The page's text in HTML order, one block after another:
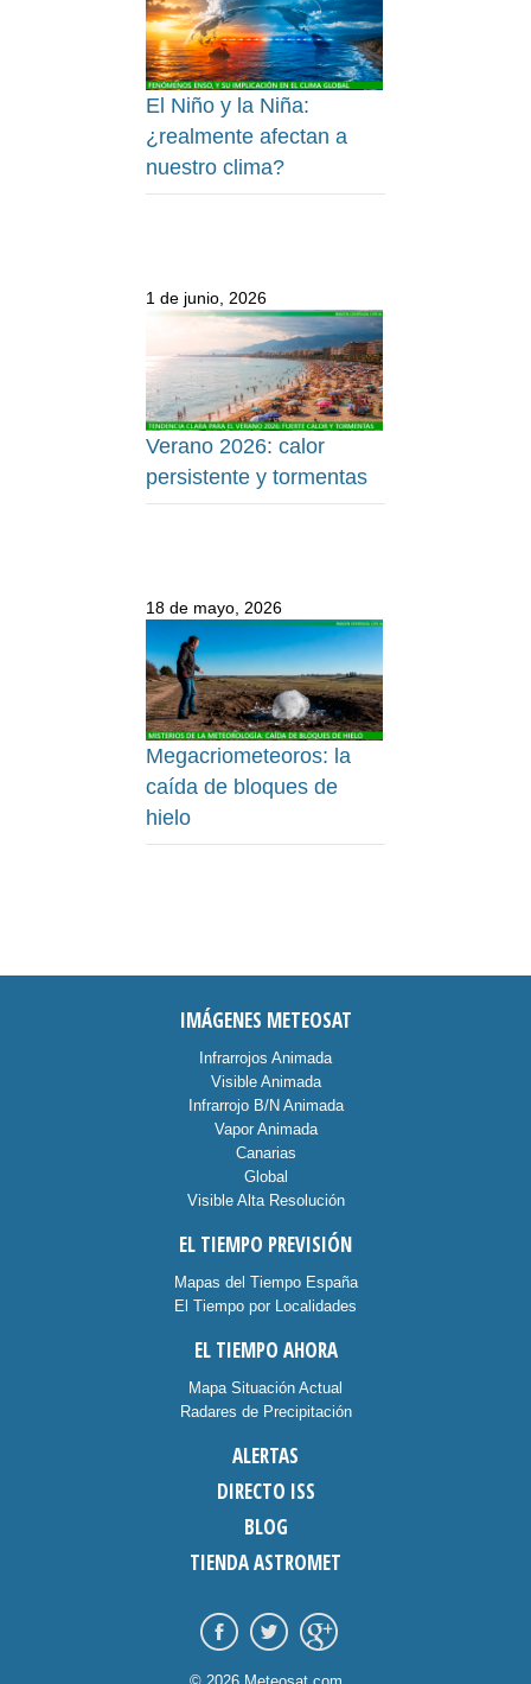
El Niño y la Niña:
¿realmente afectan a
nuestro clima?
1 de junio, 2026
Verano 2026: calor
persistente y tormentas
18 de mayo, 2026
Megacriometeoros: la
caída de bloques de
hielo
IMÁGENES METEOSAT
Infrarrojos Animada
Visible Animada
Infrarrojo B/N Animada
Vapor Animada
Canarias
Global
Visible Alta Resolución
EL TIEMPO PREVISIÓN
Mapas del Tiempo España
El Tiempo por Localidades
EL TIEMPO AHORA
Mapa Situación Actual
Radares de Precipitación
ALERTAS
DIRECTO ISS
BLOG
TIENDA ASTROMET